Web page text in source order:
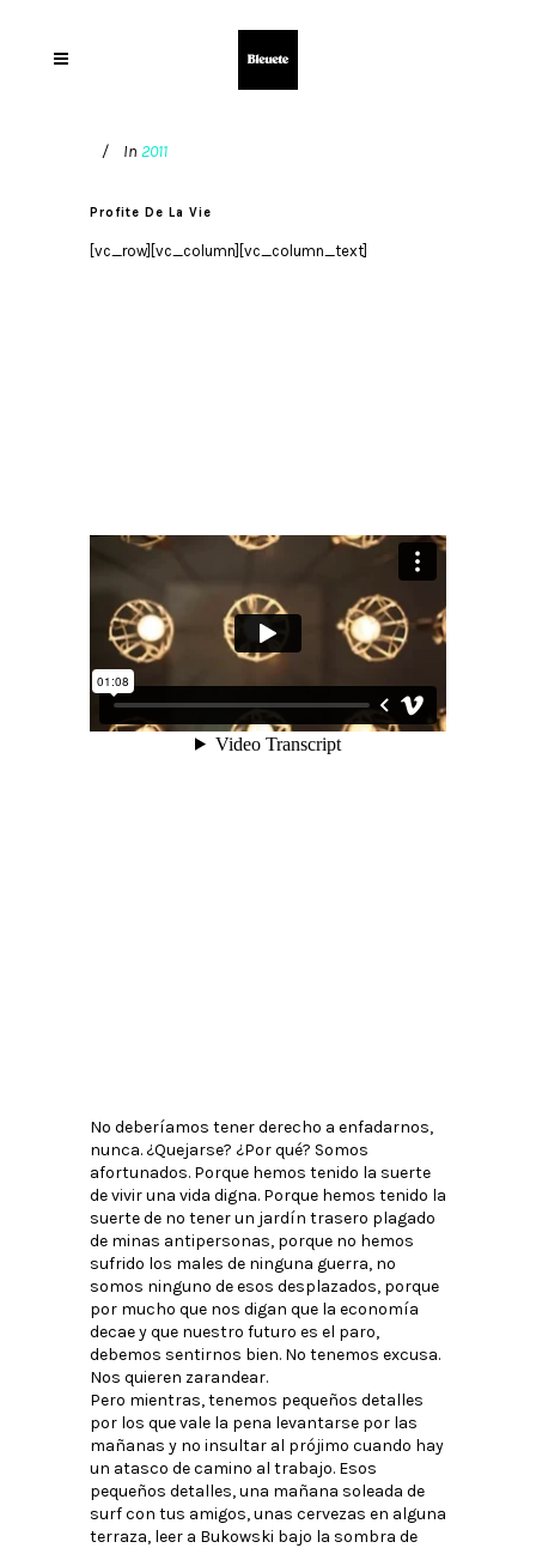
In 2011
Profite De La Vie
[vc_row][vc_column][vc_column_text]
No deberíamos tener derecho a enfadarnos,
nunca. ¿Quejarse? ¿Por qué? Somos
afortunados. Porque hemos tenido la suerte
de vivir una vida digna. Porque hemos tenido la
suerte de no tener un jardín trasero plagado
de minas antipersonas, porque no hemos
sufrido los males de ninguna guerra, no
somos ninguno de esos desplazados, porque
por mucho que nos digan que la economía
decae y que nuestro futuro es el paro,
debemos sentirnos bien. No tenemos excusa.
Nos quieren zarandear.
Pero mientras, tenemos pequeños detalles
por los que vale la pena levantarse por las
mañanas y no insultar al prójimo cuando hay
un atasco de camino al trabajo. Esos
pequeños detalles, una mañana soleada de
surf con tus amigos, unas cervezas en alguna
terraza, leer a Bukowski bajo la sombra de